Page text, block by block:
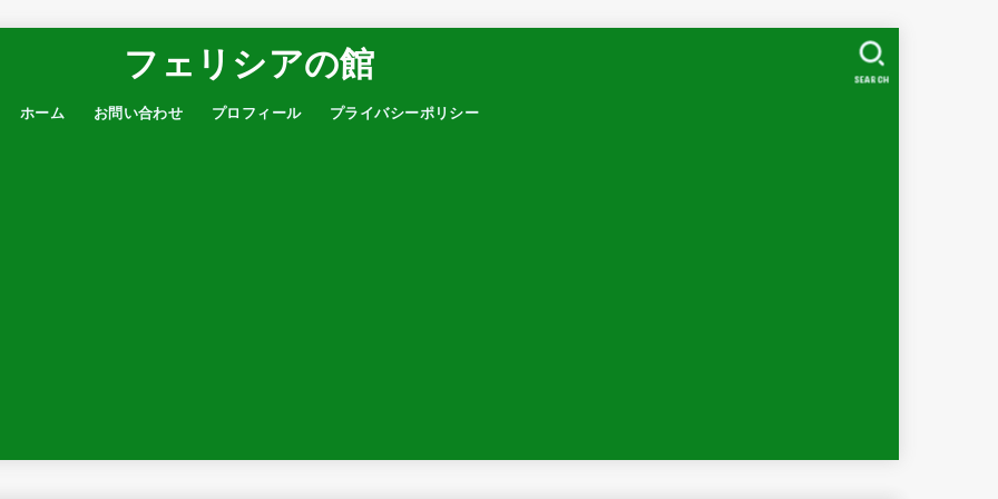
フェリシアの館
ホーム お問い合わせ プロフィール プライバシーポリシー
SEARCH